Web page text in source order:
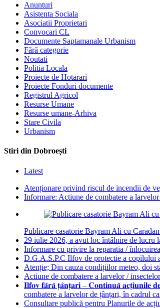
Anunturi
Asistenta Sociala
Asociatii Proprietari
Convocari CL
Documente Saptamanale Urbanism
Fără categorie
Noutati
Politia Locala
Proiecte de Hotarari
Proiecte Fonduri documente
Registrul Agricol
Resurse Umane
Resurse umane-Arhiva
Stare Civila
Urbanism
Stiri din Dobroești
Latest
Atenționare privind riscul de incendii de
Informare: Actiune de combatere a
Publicare casatorie Bayram Ali cu
29 iulie 2026, a avut loc întâlnire de lucru
Informare cu privire la reparatia /
D.G.A.S.P.C Ilfov de protectie a copilului
Atenție; Din cauza condițiilor meteo, doi
Actiune de combatere a larvelor /
𝐈𝐥𝐟𝐨𝐯 𝐟𝐚̆𝐫𝐚̆ 𝐭̦𝐚̂𝐧𝐭̦𝐚𝐫𝐢 – 𝐂𝐨𝐧𝐭𝐢𝐧𝐮𝐚̆
combatere a larvelor de țânțari, în cadrul
Consultare publică pentru Planurile de